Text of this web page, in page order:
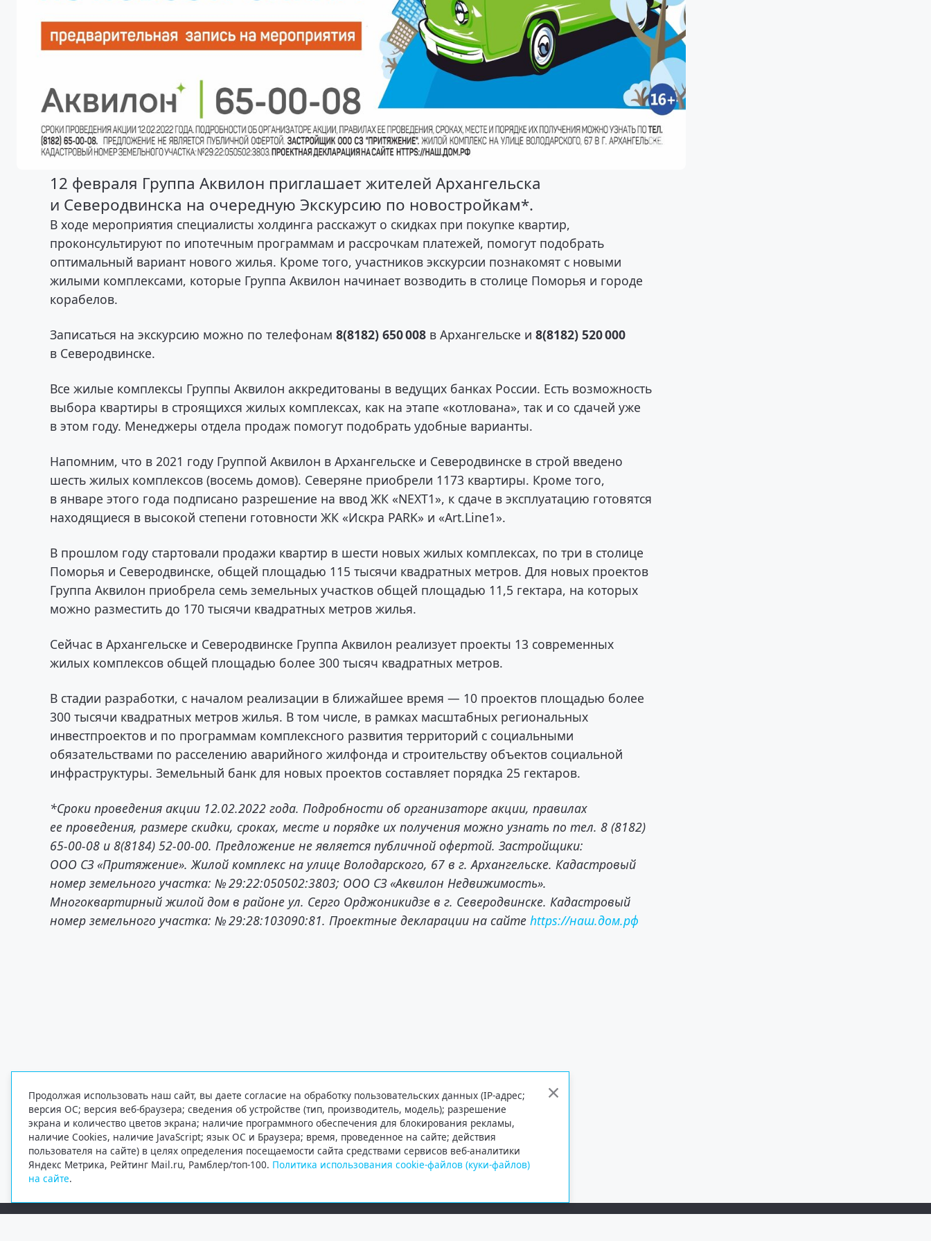
12 февраля Группа Аквилон приглашает жителей Архангельска
и Северодвинска на очередную Экскурсию по новостройкам*.
В ходе мероприятия специалисты холдинга расскажут о скидках при покупке квартир,
проконсультируют по ипотечным программам и рассрочкам платежей, помогут подобрать
оптимальный вариант нового жилья. Кроме того, участников экскурсии познакомят с новыми
жилыми комплексами, которые Группа Аквилон начинает возводить в столице Поморья и городе
корабелов.
Записаться на экскурсию можно по телефонам8(8182) 650 008 в Архангельске и8(8182) 520 000
в Северодвинске.
Все жилые комплексы Группы Аквилон аккредитованы в ведущих банках России. Есть возможность
выбора квартиры в строящихся жилых комплексах, как на этапе «котлована», так и со сдачей уже
в этом году. Менеджеры отдела продаж помогут подобрать удобные варианты.
Напомним, что в 2021 году Группой Аквилон в Архангельске и Северодвинске в строй введено
шесть жилых комплексов (восемь домов). Северяне приобрели 1173 квартиры. Кроме того,
в январе этого года подписано разрешение на ввод ЖК «NEXT1», к сдаче в эксплуатацию готовятся
находящиеся в высокой степени готовности ЖК «Искра PARK» и «Art.Line1».
В прошлом году стартовали продажи квартир в шести новых жилых комплексах, по три в столице
Поморья и Северодвинске, общей площадью 115 тысячи квадратных метров. Для новых проектов
Группа Аквилон приобрела семь земельных участков общей площадью 11,5 гектара, на которых
можно разместить до 170 тысячи квадратных метров жилья.
Сейчас в Архангельске и Северодвинске Группа Аквилон реализует проекты 13 современных
жилых комплексов общей площадью более 300 тысяч квадратных метров.
В стадии разработки, с началом реализации в ближайшее время — 10 проектов площадью более
300 тысячи квадратных метров жилья. В том числе, в рамках масштабных региональных
инвестпроектов и по программам комплексного развития территорий с социальными
обязательствами по расселению аварийного жилфонда и строительству объектов социальной
инфраструктуры. Земельный банк для новых проектов составляет порядка 25 гектаров.
*Сроки проведения акции 12.02.2022 года. Подробности об организаторе акции, правилах
ее проведения, размере скидки, сроках, месте и порядке их получения можно узнать по тел. 8 (8182)
65-00-08 и 8(8184) 52-00-00. Предложение не является публичной офертой. Застройщики:
ООО СЗ «Притяжение». Жилой комплекс на улице Володарского, 67 в г. Архангельске. Кадастровый
номер земельного участка: № 29:22:050502:3803; ООО СЗ «Аквилон Недвижимость».
Многоквартирный жилой дом в районе ул. Серго Орджоникидзе в г. Северодвинске. Кадастровый
номер земельного участка: № 29:28:103090:81. Проектные декларации на сайтеhttps://наш.дом.рф
Продолжая использовать наш сайт, вы даете согласие на обработку пользовательских данных (IP-адрес;
версия ОС; версия веб-браузера; сведения об устройстве (тип, производитель, модель); разрешение
экрана и количество цветов экрана; наличие программного обеспечения для блокирования рекламы,
наличие Cookies, наличие JavaScript; язык ОС и Браузера; время, проведенное на сайте; действия
пользователя на сайте) в целях определения посещаемости сайта средствами сервисов веб-аналитики
Яндекс Метрика, Рейтинг Mail.ru, Рамблер/топ-100. Политика использования cookie-файлов (куки-файлов)
на сайте.